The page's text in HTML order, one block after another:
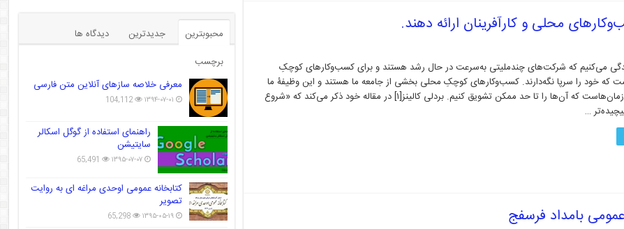
می‌کنیم که شرکت‌های چندملیتی به‌سرعت در حال رشد هستند و برای کسب‌وکارهای کوچکِ
که خود را سرپا نگه‌دارند. کسب‌وکارهای کوچکِ محلی بخشی از جامعه ما هستند و این وظیفۀ ما
شهروندان و سازمان‌هاست که آن‌ها را تا حد ممکن تشویق کنیم. بردلی کالینز[۱] در مقاله خود ذکر می‌کند که «شروع
…
بامداد فرسفج
محبوبترین جدیدترین
دیدگاه ها
برچسب
معرفی خلاصه سازهای آنلاین متن فارسی
۱۳۹۴-۰۷-۰۱ 104,112
راهنمای استفاده از گوگل اسکالر
سایتیشن
۱۳۹۵-۰۷-۰۷ 65,491
کتابخانه عمومی اوحدی مراغه ای به روایت
تصویر
۱۳۹۵-۰۵-۱۹ 65,298